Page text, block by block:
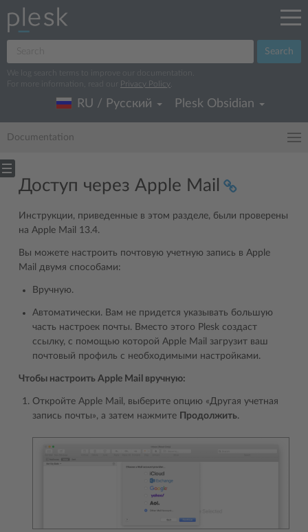
Search
We log search terms to improve our documentation.
For more information, read our
Privacy Policy
RU / Русский Plesk Obsidian
Documentation
Доступ через Apple Mail
Инструкции, приведенные в этом разделе, были проверены
на Apple Mail 13.4.
Вы можете настроить почтовую учетную запись в Apple
Mail двумя способами:
Вручную.
Автоматически. Вам не придется указывать большую
часть настроек почты. Вместо этого Plesk создаст
ссылку, с помощью которой Apple Mail загрузит ваш
почтовый профиль с необходимыми настройками.
Чтобы настроить Apple Mail вручную:
Откройте Apple Mail, выберите опцию «Другая учетная
запись почты», а затем нажмите
Продолжить.